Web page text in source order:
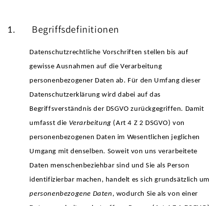
1. Begriffsdefinitionen
Datenschutzrechtliche Vorschriften stellen bis auf
gewisse Ausnahmen auf die Verarbeitung
personenbezogener Daten ab. Für den Umfang dieser
Datenschutzerklärung wird dabei auf das
Begriffsverständnis der DSGVO zurückgegriffen. Damit
umfasst die Verarbeitung (Art 4 Z 2 DSGVO) von
personenbezogenen Daten im Wesentlichen jeglichen
Umgang mit denselben. Soweit von uns verarbeitete
Daten menschenbeziehbar sind und Sie als Person
identifizierbar machen, handelt es sich grundsätzlich um
personenbezogene Daten , wodurch Sie als von einer